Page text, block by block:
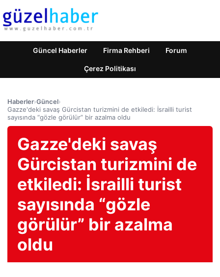
Güncel Haberler Firma Rehberi Forum
Çerez Politikası
Haberler›Güncel›
Gazze'deki savaş Gürcistan turizmini de etkiledi: İsrailli turist
sayısında “gözle görülür” bir azalma oldu
Gazze'deki savaş
Gürcistan turizmini de
etkiledi: İsrailli turist
sayısında “gözle
görülür” bir azalma
oldu